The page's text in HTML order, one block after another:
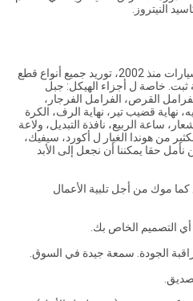
النيتروز.
شركتنا متخصصة في قطع غيار السيارات منذ 2002، توريد جميع أنواع قطع
ثبت. خاصة ل أجزاء الهيكل: جبل
القرص، الفرامل الفرجار،
نهاية قضيب تير، نهاية الرف، الكرة
ساعة الربيع، نافذة التبديل، ولاعة
من هوندا الغيار ل أكورد، سيفيك،
حقا يمكننا أن نجعل إلى الأبد
نحن نقبل 5 قطع كما موك من أجل تلبية الأعمال